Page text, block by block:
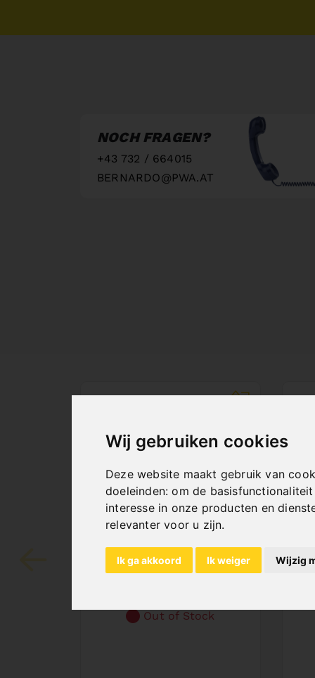
Wij gebruiken cookies
Deze website maakt gebruik van
doeleinden:om de
interesse in onze producten en
relevanter voor u zijn.
Ik ga akkoord Ik weiger Wijzig
NOCH FRAGEN?
+43 732 / 664015
BERNARDO@PWA.AT
SAW BAND BIFLEX
4290 X 34 X 1,1 -
VARIO 4/6 TPI
Out of Stock